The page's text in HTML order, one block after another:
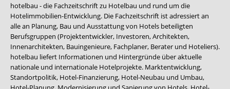
hotelbau - die Fachzeitschrift zu Hotelbau und rund um die
Hotelimmobilien-Entwicklung. Die Fachzeitschrift ist adressiert an
alle an Planung, Bau und Ausstattung von Hotels beteiligten
Berufsgruppen (Projektentwickler, Investoren, Architekten,
Innenarchitekten, Bauingenieure, Fachplaner, Berater und Hoteliers).
hotelbau liefert Informationen und Hintergründe über aktuelle
nationale und internationale Hotelprojekte. Marktentwicklung,
Standortpolitik, Hotel-Finanzierung, Hotel-Neubau und Umbau,